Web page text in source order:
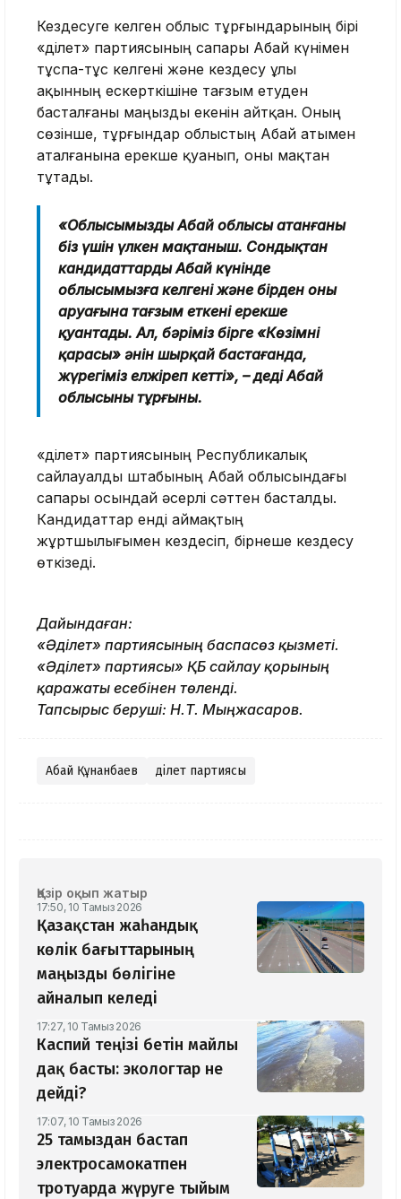
Кездесуге келген облыс тұрғындарының бірі
«Әділет» партиясының сапары Абай күнімен
тұспа-тұс келгені және кездесу ұлы
ақынның ескерткішіне тағзым етуден
басталғаны маңызды екенін айтқан. Оның
сөзінше, тұрғындар облыстың Абай атымен
аталғанына ерекше қуанып, оны мақтан
тұтады.
«Облысымыздың Абай облысы атанғаны
біз үшін үлкен мақтаныш. Сондықтан
кандидаттардың Абай күнінде
облысымызға келгені және бірден оның
аруағына тағзым еткені ерекше
қуантады. Ал, бәріміз бірге «Көзімнің
қарасы» әнін шырқай бастағанда,
жүрегіміз елжіреп кетті», – деді Абай
облысының тұрғыны.
«Әділет» партиясының Республикалық
сайлауалды штабының Абай облысындағы
сапары осындай әсерлі сәттен басталды.
Кандидаттар енді аймақтың
жұртшылығымен кездесіп, бірнеше кездесу
өткізеді.
Дайындаған:
«Әділет» партиясының баспасөз қызметі.
«Әділет» партиясы» ҚБ сайлау қорының
қаражаты есебінен төленді.
Тапсырыс беруші: Н.Т. Мыңжасаров.
Абай Құнанбаев Әділет партиясы
Қазір оқып жатыр
17:50, 10 Тамыз 2026
Қазақстан жаһандық
көлік бағыттарының
маңызды бөлігіне
айналып келеді
17:27, 10 Тамыз 2026
Каспий теңізі бетін майлы
дақ басты: экологтар не
дейді?
17:07, 10 Тамыз 2026
25 тамыздан бастап
электросамокатпен
тротуарда жүруге тыйым